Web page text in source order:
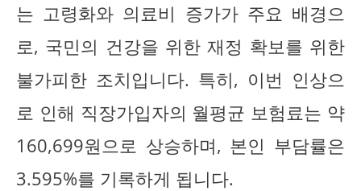
는 고령화와 의료비 증가가 주요 배경으
로, 국민의 건강을 위한 재정 확보를 위한
불가피한 조치입니다. 특히, 이번 인상으
로 인해 직장가입자의 월평균 보험료는 약
160,699원으로 상승하며, 본인 부담률은
3.595%를 기록하게 됩니다.